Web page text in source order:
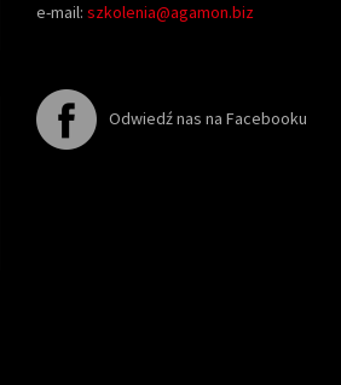
e-mail: szkolenia@agamon.biz
Odwiedź nas na Facebooku